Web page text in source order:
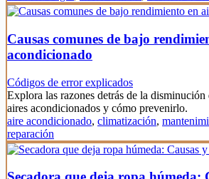
Causas comunes de bajo
acondicionado
Códigos de error explicados
Explora las razones detrás de la
aires acondicionados y cómo prevenirlo.
aire acondicionado, climatización,
reparación